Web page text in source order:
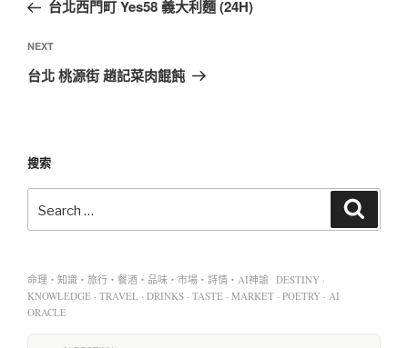
台北西門町 Yes58 義大利麵 (24H)
NEXT
台北 桃源街 趙記菜肉餛飩
搜索
命理・知識・旅行・餐酒・品味・市場・詩情・AI神諭 DESTINY ·
KNOWLEDGE · TRAVEL · DRINKS · TASTE · MARKET · POETRY · AI
ORACLE